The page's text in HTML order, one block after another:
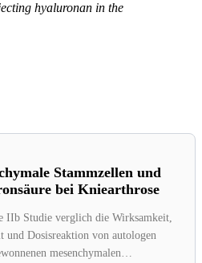
hyaluronan in the
Stammzellen und
bei Kniearthrose
IIb Studie verglich die Wirksamkeit,
und Dosisreaktion von autologen
mesenchymalen